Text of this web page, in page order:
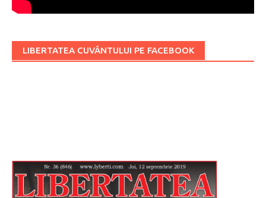
LIBERTATEA CUVÂNTULUI PE FACEBOOK